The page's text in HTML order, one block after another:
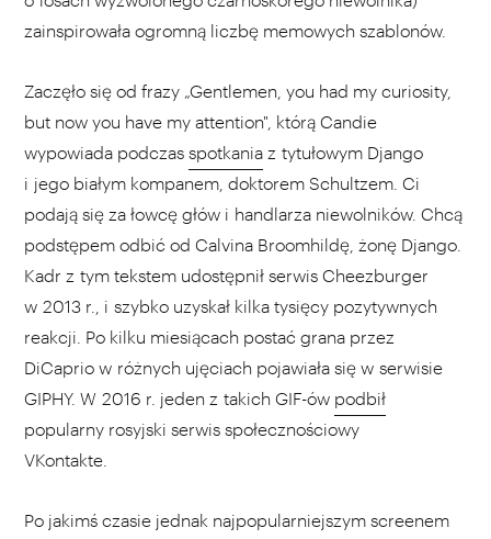
zainspirowała ogromną liczbę memowych szablonów.
Zaczęło się od frazy „Gentlemen, you had my curiosity,
but now you have my attention", którą Candie
wypowiada podczas spotkania z tytułowym Django
i jego białym kompanem, doktorem Schultzem. Ci
podają się za łowcę głów i handlarza niewolników. Chcą
podstępem odbić od Calvina Broomhildę, żonę Django.
Kadr z tym tekstem udostępnił serwis Cheezburger
w 2013 r., i szybko uzyskał kilka tysięcy pozytywnych
reakcji. Po kilku miesiącach postać grana przez
DiCaprio w różnych ujęciach pojawiała się w serwisie
GIPHY. W 2016 r. jeden z takich GIF-ów podbił
popularny rosyjski serwis społecznościowy
VKontakte.
Po jakimś czasie jednak najpopularniejszym screenem